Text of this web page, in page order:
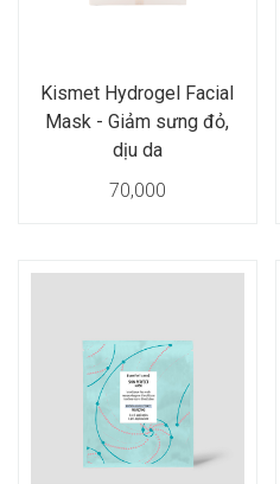
Kismet Hydrogel Facial
Mask - Giảm sưng đỏ,
dịu da
70,000